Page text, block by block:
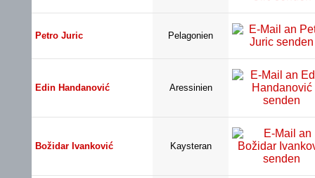
Petro Juric Pelagonien
Edin Handanović Aressinien
Božidar Ivanković Kaysteran